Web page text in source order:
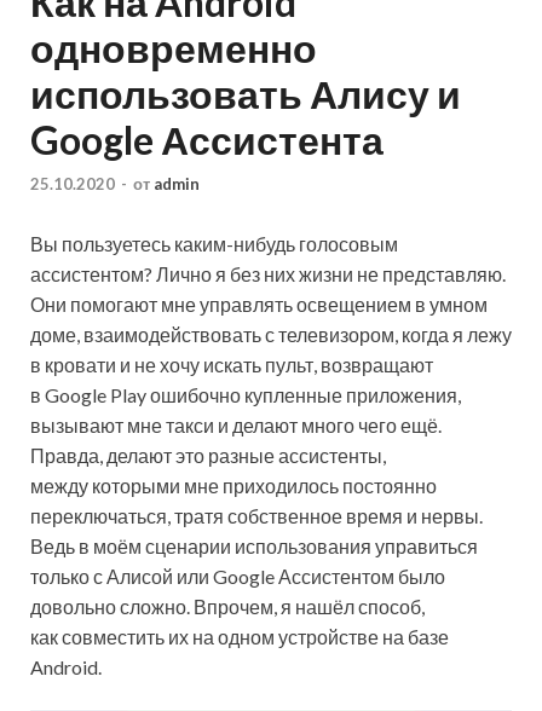
одновременно
использовать Алису и
Google Ассистента
25.10.2020 - от admin
Вы пользуетесь каким-нибудь голосовым
ассистентом? Лично я без них жизни не представляю.
Они помогают мне управлять освещением в умном
доме, взаимодействовать с телевизором, когда я лежу
в кровати и не хочу искать пульт, возвращают
в Google Play ошибочно купленные приложения,
вызывают мне такси и делают много чего ещё.
Правда, делают это разные ассистенты,
между которыми мне приходилось постоянно
переключаться, тратя собственное время и нервы.
Ведь в моём сценарии использования управиться
только с Алисой или Google Ассистентом было
довольно сложно. Впрочем, я нашёл способ,
как совместить их на одном устройстве на базе
Android.